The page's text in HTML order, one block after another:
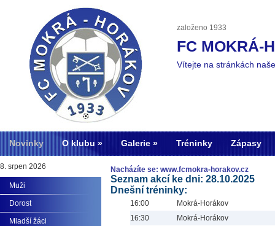
založeno 1933
FC MOKRÁ-
Vítejte na stránkách
Novinky O klubu Galerie Tréninky Zápasy
Nacházíte se: www.fcmokra-horakov.cz
Seznam akcí ke dni: 28.10.2025
Dnešní tréninky:
16:00
Mokrá-Horákov
16:30
Mokrá-Horákov
8. srpen 2026
Muži
Dorost
Mladší žáci